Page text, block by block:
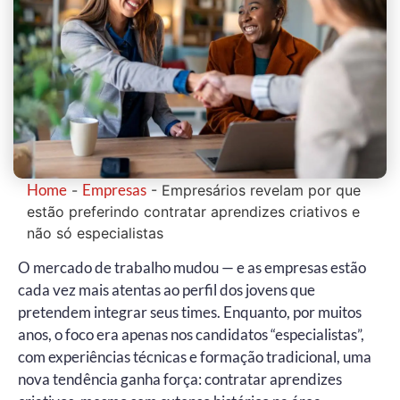
Home - Empresas - Empresários revelam por que
estão preferindo contratar aprendizes criativos e
não só especialistas
O mercado de trabalho mudou — e as empresas estão
cada vez mais atentas ao perfil dos jovens que
pretendem integrar seus times. Enquanto, por muitos
anos, o foco era apenas nos candidatos “especialistas”,
com experiências técnicas e formação tradicional, uma
nova tendência ganha força: contratar aprendizes